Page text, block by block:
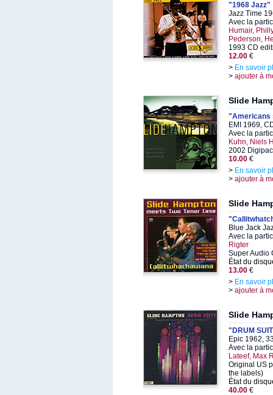
"1968 Jazz"
Jazz Time
Avec la
Humair,
Pederson,
1993 CD
12.00 €
> En savoir
> ajouter à
Slide
"Americans
EMI 1969,
Avec la
Kuhn, Niels
2002
10.00 €
> En savoir
> ajouter à
Slide
Blue Jack
Avec la
Rigter
Super Audio
État du
13.00 €
> En savoir
> ajouter à
Slide
"DRUM
Epic 1962,
Avec la
Lateef, Max
Original US
the labels)
État du
40.00 €